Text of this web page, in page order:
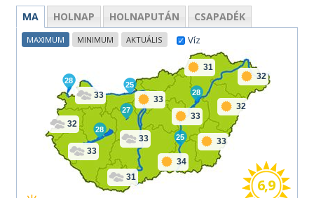
MA HOLNAP HOLNAPUTÁN CSAPADÉK
33
32
33
33
31
34
33
33
31
33
32
32
28
28
27
25
25
28
6,9
Víz
MAXIMUM MINIMUM AKTUÁLIS